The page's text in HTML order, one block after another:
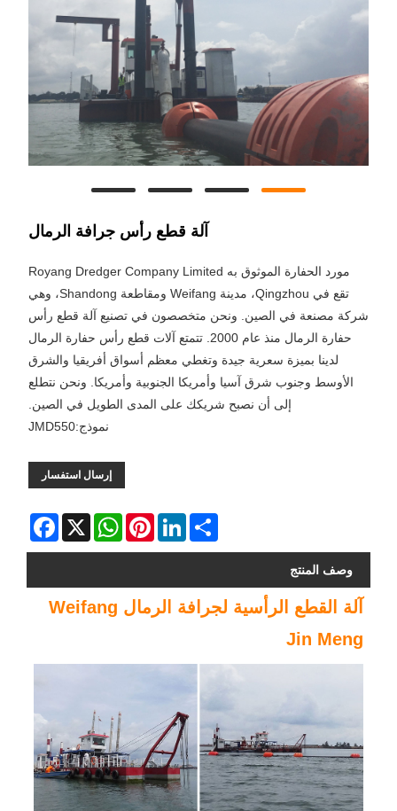
آلة قطع رأس جرافة الرمال
مورد الحفارة الموثوق به Royang Dredger Company Limited
تقع في Qingzhou، مدينة Weifang ومقاطعة Shandong، وهي
شركة مصنعة في الصين. ونحن متخصصون في تصنيع آلة قطع رأس
حفارة الرمال منذ عام 2000. تتمتع آلات قطع رأس حفارة الرمال
لدينا بميزة سعرية جيدة وتغطي معظم أسواق أفريقيا والشرق
الأوسط وجنوب شرق آسيا وأمريكا الجنوبية وأمريكا. ونحن نتطلع
إلى أن نصبح شريكك على المدى الطويل في الصين.
نموذج:JMD550
إرسال استفسار
Facebook X
WhatsAppPinterestLinkedInShare
وصف المنتج
آلة القطع الرأسية لجرافة الرمال Weifang
Jin Meng